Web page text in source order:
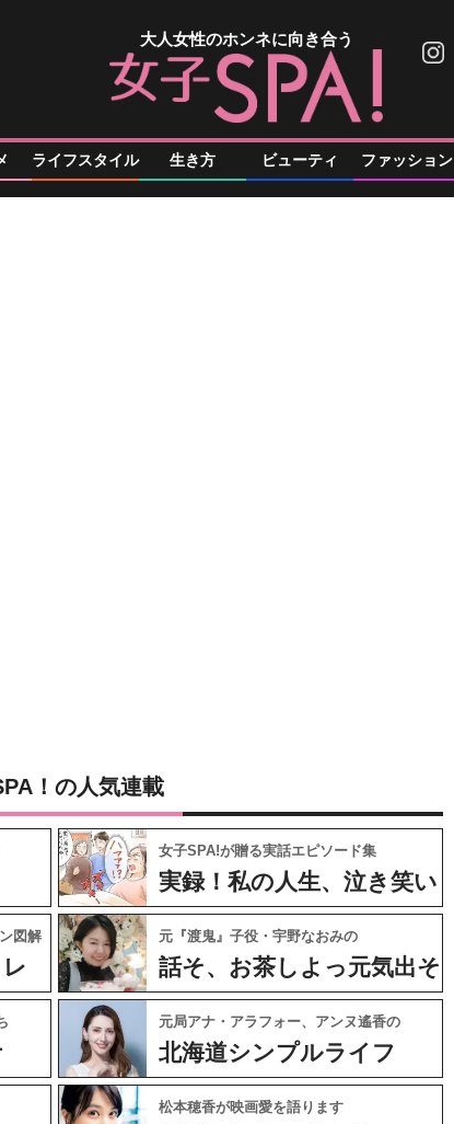
大人女性のホンネに向き合う
ライフスタイル 生き方 ビューティ ファッション
！の人気連載
女子SPA!が贈る実話エピソード集
実録！私の人生、泣き笑い
図解 元『渡鬼』子役・宇野なおみの
話そ、お茶しよっ元気出そ
元局アナ・アラフォー、アンヌ遙香の
北海道シンプルライフ
松本穂香が映画愛を語ります